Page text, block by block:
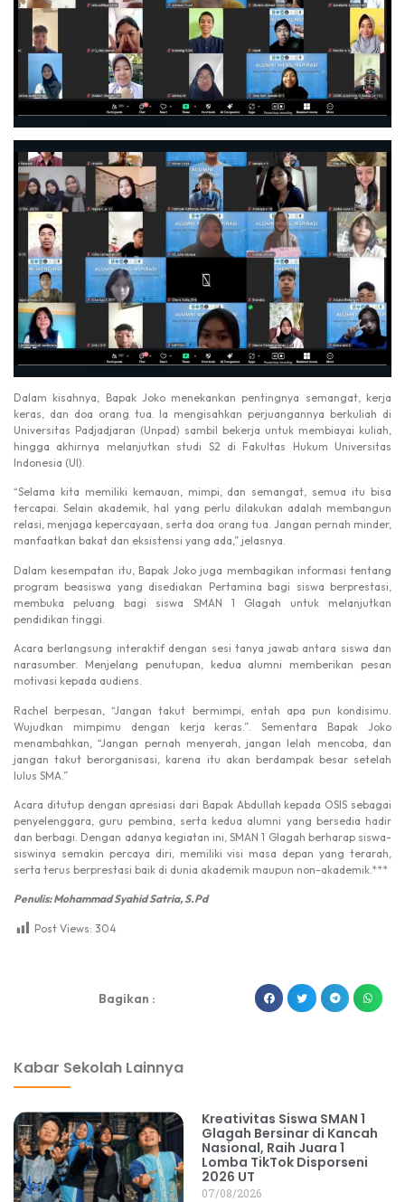
Dalam kisahnya, Bapak Joko menekankan pentingnya semangat, kerja
keras, dan doa orang tua. Ia mengisahkan perjuangannya berkuliah di
Universitas Padjadjaran (Unpad) sambil bekerja untuk membiayai kuliah,
hingga akhirnya melanjutkan studi S2 di Fakultas Hukum Universitas
Indonesia (UI).
“Selama kita memiliki kemauan, mimpi, dan semangat, semua itu bisa
tercapai. Selain akademik, hal yang perlu dilakukan adalah membangun
relasi, menjaga kepercayaan, serta doa orang tua. Jangan pernah minder,
manfaatkan bakat dan eksistensi yang ada,” jelasnya.
Dalam kesempatan itu, Bapak Joko juga membagikan informasi tentang
program beasiswa yang disediakan Pertamina bagi siswa berprestasi,
membuka peluang bagi siswa SMAN 1 Glagah untuk melanjutkan
pendidikan tinggi.
Acara berlangsung interaktif dengan sesi tanya jawab antara siswa dan
narasumber. Menjelang penutupan, kedua alumni memberikan pesan
motivasi kepada audiens.
Rachel berpesan, “Jangan takut bermimpi, entah apa pun kondisimu.
Wujudkan mimpimu dengan kerja keras.”. Sementara Bapak Joko
menambahkan, “Jangan pernah menyerah, jangan lelah mencoba, dan
jangan takut berorganisasi, karena itu akan berdampak besar setelah
lulus SMA.”
Acara ditutup dengan apresiasi dari Bapak Abdullah kepada OSIS sebagai
penyelenggara, guru pembina, serta kedua alumni yang bersedia hadir
dan berbagi. Dengan adanya kegiatan ini, SMAN 1 Glagah berharap siswa-
siswinya semakin percaya diri, memiliki visi masa depan yang terarah,
serta terus berprestasi baik di dunia akademik maupun non-akademik.***
Penulis: Mohammad Syahid Satria, S.Pd
Post Views: 304
Bagikan :
Kabar Sekolah Lainnya
Kreativitas Siswa SMAN 1
Glagah Bersinar di Kancah
Nasional, Raih Juara 1
Lomba TikTok Disporseni
2026 UT
07/08/2026